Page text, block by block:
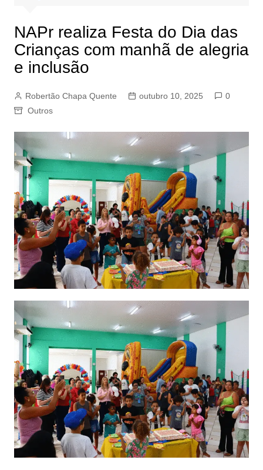
NAPr realiza Festa do Dia das
Crianças com manhã de alegria
e inclusão
Robertão Chapa Quente outubro 10, 2025
0
Outros